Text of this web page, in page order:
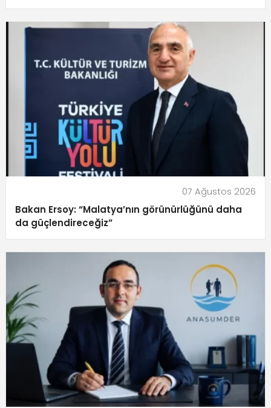
07 Ağustos 2026
Bakan Ersoy: “Malatya’nın görünürlüğünü daha
da güçlendireceğiz”